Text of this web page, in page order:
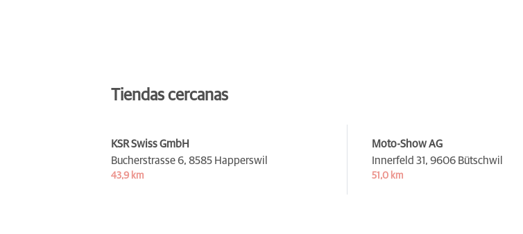
Tiendas cercanas
KSR Swiss GmbH
Bucherstrasse 6, 8585 Happerswil
43,9 km
Moto-Show AG
Innerfeld 31, 9606 Bütschwil
51,0 km